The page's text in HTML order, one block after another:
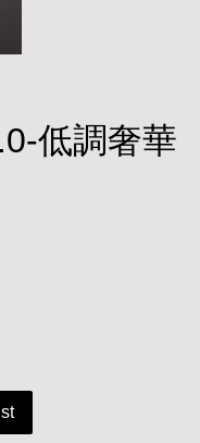
低調奢華